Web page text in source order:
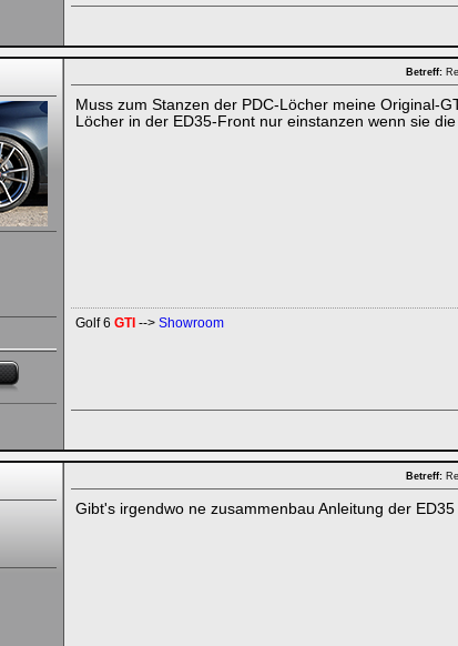
Betreff:
Muss zum Stanzen der PDC-Löcher meine Original-
Löcher in der ED35-Front nur einstanzen wenn sie
Golf 6 GTI --> Showroom
Betreff:
Gibt's irgendwo ne zusammenbau Anleitung der